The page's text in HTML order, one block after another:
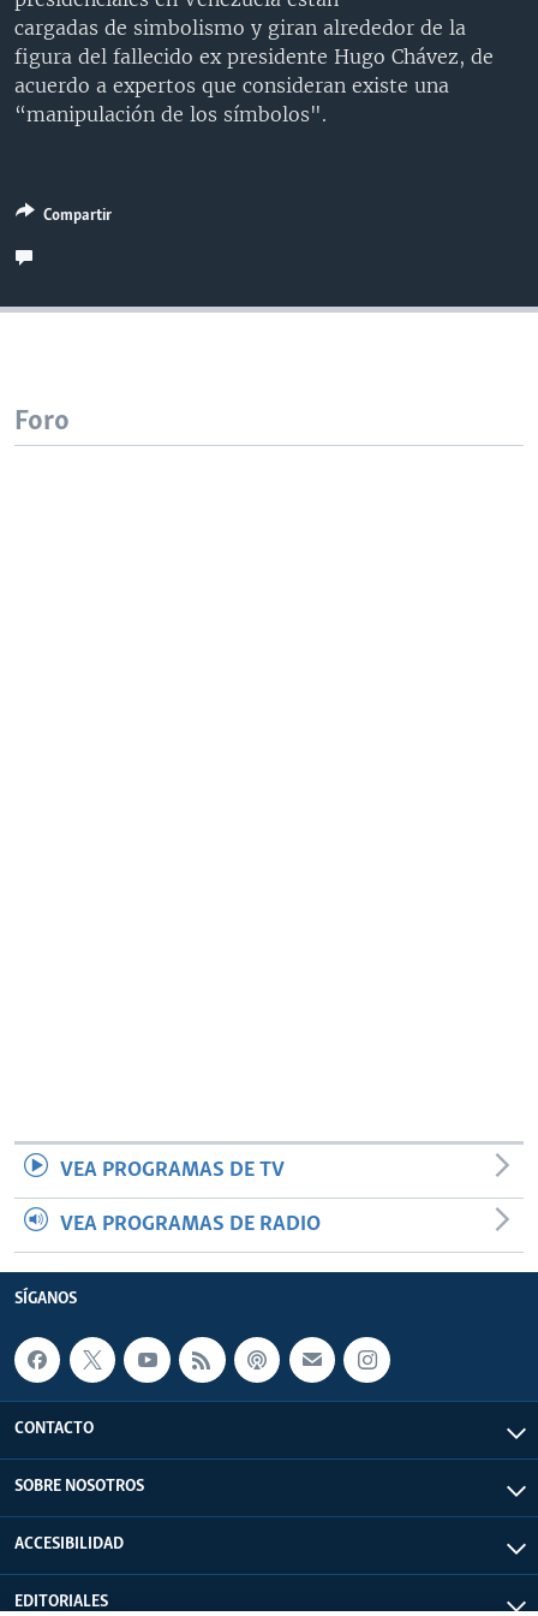
VENEZUELA
BRASIL
NICARAGUA
ECONOMÍA
ENTRETENIMIENTO Y CULTURA
TECNOLOGÍA
MULTIMEDIA
VIDEOS
FOTOGRAFÍA
PROGRAMAS TV
EL MUNDO AL DÍA
RADIO
Learning English
cargadas de simbolismo y giran alrededor de la
figura del fallecido ex presidente Hugo Chávez, de
acuerdo a expertos que consideran existe una
“manipulación de los símbolos".
Compartir
Foro
VEA PROGRAMAS DE TV
VEA PROGRAMAS DE RADIO
SÍGANOS
CONTACTO
SOBRE NOSOTROS
ACCESIBILIDAD
EDITORIALES